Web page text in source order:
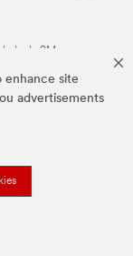
enhance site
advertisements
da 3M.